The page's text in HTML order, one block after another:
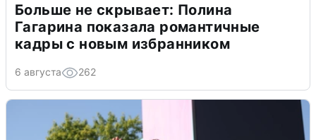
Больше не скрывает: Полина
Гагарина показала романтичные
кадры с новым избранником
6 августа 262